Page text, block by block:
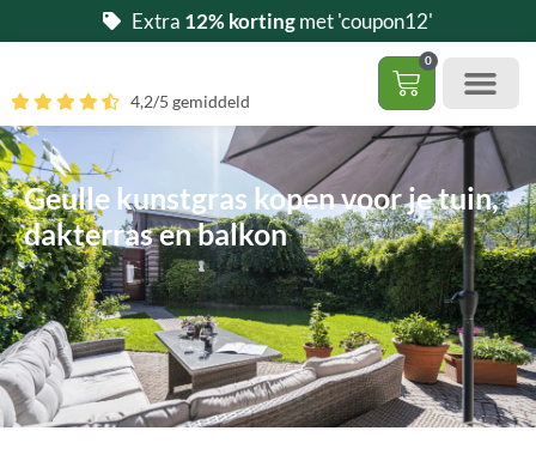
naar
inhoud
Extra 12% kortingmet 'coupon12'
0
4,2/5 gemiddeld
Geulle kunstgras kopen voor je tuin,
dakterras en balkon